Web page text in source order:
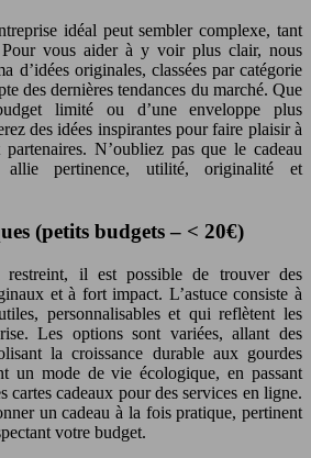
idéal peut sembler complexe, tant
Pour vous aider à y voir plus clair, nous
d’idées originales, classées par catégorie
des dernières tendances du marché. Que
limité ou d’une enveloppe plus
des idées inspirantes pour faire plaisir à
N’oubliez pas que le cadeau
pertinence, utilité, originalité et
(petits budgets – < 20€)
il est possible de trouver des
et à fort impact. L’astuce consiste à
personnalisables et qui reflètent les
Les options sont variées, allant des
la croissance durable aux gourdes
un mode de vie écologique, en passant
cartes cadeaux pour des services en ligne.
un cadeau à la fois pratique, pertinent
votre budget.